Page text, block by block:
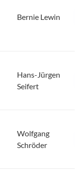
Bernie Lewin
Hans-Jürgen
Seifert
Wolfgang
Schröder